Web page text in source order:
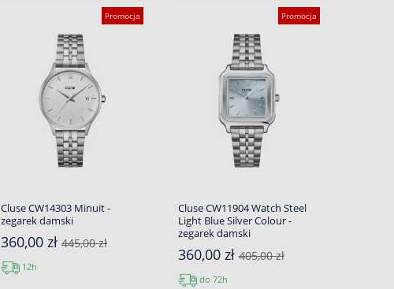
Promocja
Cluse CW14303 Minuit -
zegarek damski
360,00 zł445,00 zł
12h
Promocja
Cluse CW11904 Watch Steel
Light Blue Silver Colour -
zegarek damski
360,00 zł405,00 zł
do 72h